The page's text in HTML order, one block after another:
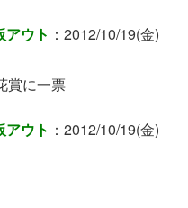
ウト ：2012/10/19(金)
賞に一票
ウト ：2012/10/19(金)